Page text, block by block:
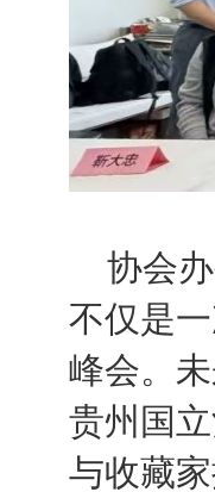
协会办
不仅是
峰会。
贵州国
与收藏